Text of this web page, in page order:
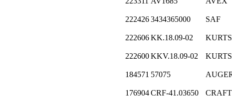
2224263434365000 SAF
222606KK.18.09-02
222600KKV.18.09-02
184571 57075
176904CRF-41.03650 CRAFT